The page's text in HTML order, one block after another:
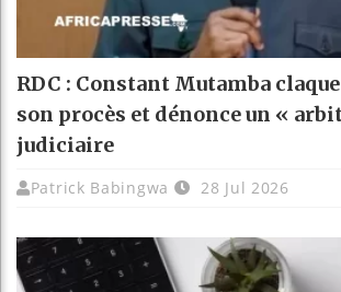
RDC : Constant Mutamba
son procès et dénonce un «
judiciaire
Patrick Babingwa 28 Jul 2026